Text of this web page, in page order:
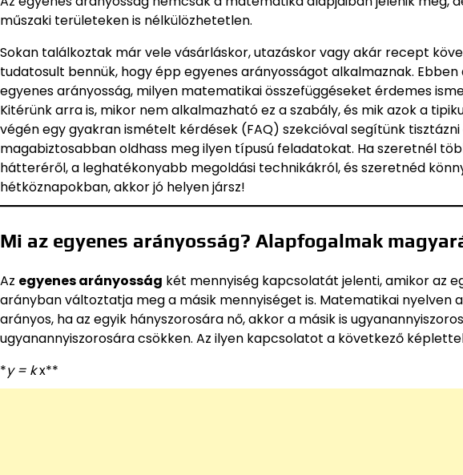
műszaki területeken is nélkülözhetetlen.
Sokan találkoztak már vele vásárláskor, utazáskor vagy akár recept
tudatosult bennük, hogy épp egyenes arányosságot alkalmaznak.
egyenes arányosság, milyen matematikai összefüggéseket érdemes
Kitérünk arra is, mikor nem alkalmazható ez a szabály, és mik azok a
végén egy gyakran ismételt kérdések (FAQ) szekcióval segítünk
magabiztosabban oldhass meg ilyen típusú feladatokat. Ha szeretnél
hátteréről, a leghatékonyabb megoldási technikákról, és szeretnéd
hétköznapokban, akkor jó helyen jársz!
Mi az egyenes arányosság? Alapfogalmak
Az egyenes arányosság két mennyiség kapcsolatát jelenti, amikor az
arányban változtatja meg a másik mennyiséget is. Matematikai nyelven
arányos, ha az egyik hányszorosára nő, akkor a másik is
ugyanannyiszorosára csökken. Az ilyen kapcsolatot a következő
*y = kx**